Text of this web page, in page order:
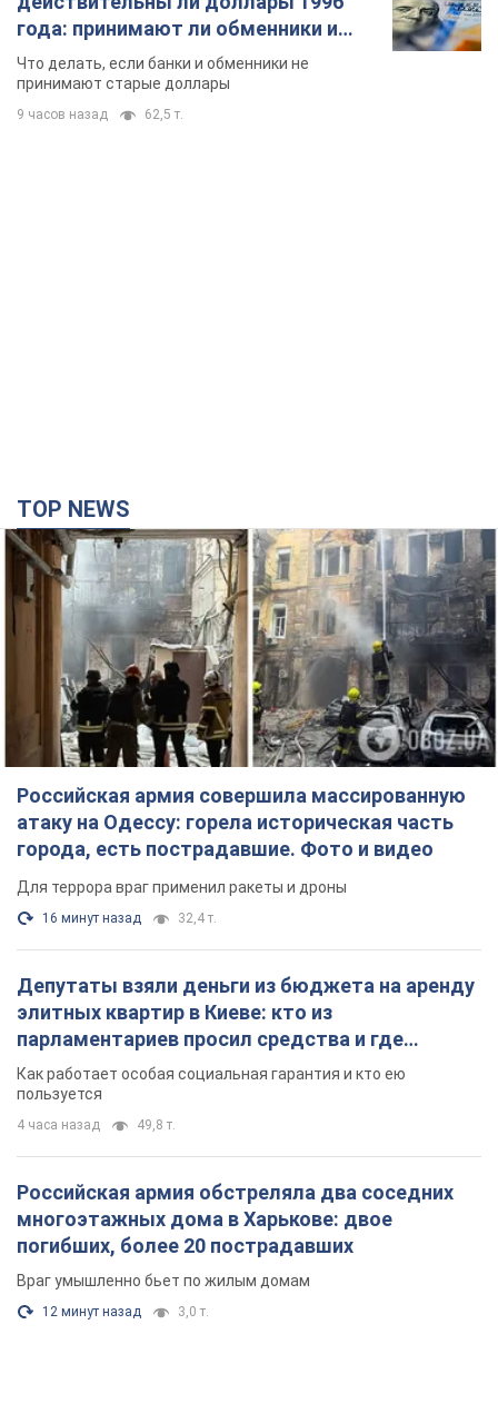
года: принимают ли обменники и
банки такие купюры
Что делать, если банки и обменники не
принимают старые доллары
9 часов назад 62,5 т.
TOP NEWS
Российская армия совершила массированную
атаку на Одессу: горела историческая часть
города, есть пострадавшие. Фото и видео
Для террора враг применил ракеты и дроны
16 минут назад 32,4 т.
Депутаты взяли деньги из бюджета на аренду
элитных квартир в Киеве: кто из
парламентариев просил средства и где
поселился
Как работает особая социальная гарантия и кто ею
пользуется
4 часа назад 49,8 т.
Российская армия обстреляла два соседних
многоэтажных дома в Харькове: двое
погибших, более 20 пострадавших
Враг умышленно бьет по жилым домам
12 минут назад 3,0 т.